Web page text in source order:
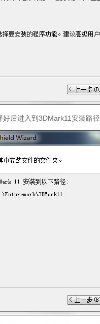
后进入到3DMark11安装路